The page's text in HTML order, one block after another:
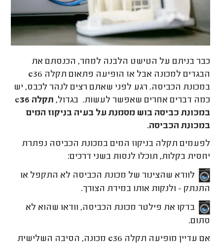
כבר בניתם על הטישט הלבנה למחר, הכנסתם את
הבגדים למכונה אבל אז הופיעה פתאום תקלה e36
במכונת הכביסה. רגע לפני שאתם רצים לנהר לכבס, יש
כמה דברים אחרים שאפשר לעשות. בגדול,
תקלה e36
במכונת כביסה בוש מסמנת על בעיה בניקוז המים
במכונת הכביסה.
לפעמים תקלה בניקוז המים במכונת הכביסה נפתרת
יחסית בקלות, תוכלו לנסות בשני דרכים:
לוודא שהצינור של מכונת הכביסה לא התקפל או
התנתק - ולנקות אותו במידת הצורך.
בדקו את פילטר מכונת הכביסה, וודאו שהוא לא
סתום.
אם עדיין מופיעה תקלה e36 מכונה, הסיבה השלישית